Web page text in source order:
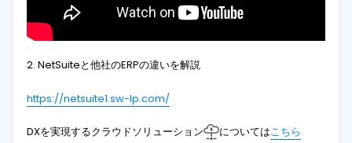
2. NetSuiteと他社のERPの違いを解説
https://netsuite1.sw-lp.com/
DXを実現するクラウドソリューション についてはこちら